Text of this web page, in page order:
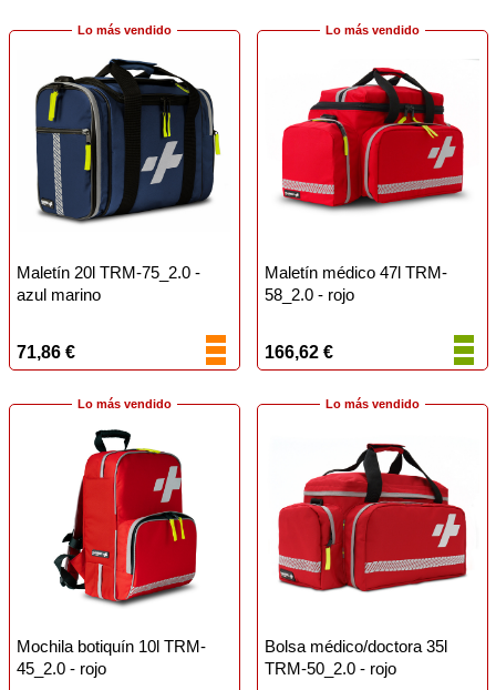
Lo más vendido
Maletín 20l TRM-75_2.0 -
azul marino
71,86 €
Lo más vendido
Maletín médico 47l TRM-
58_2.0 - rojo
166,62 €
Lo más vendido
Mochila botiquín 10l TRM-
45_2.0 - rojo
Lo más vendido
Bolsa médico/doctora 35l
TRM-50_2.0 - rojo